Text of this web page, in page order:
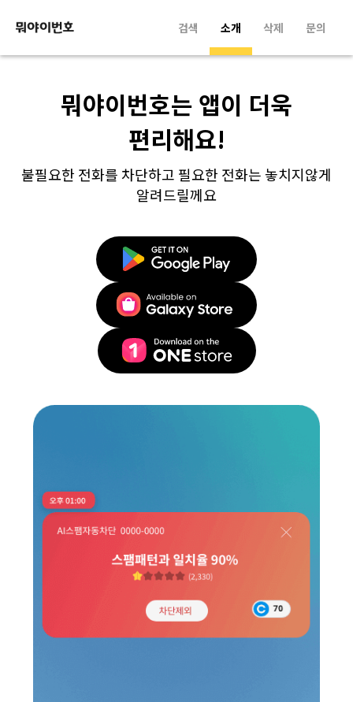
검색 소개 삭제 문의
뭐야이번호는 앱이 더욱
편리해요!
불필요한 전화를 차단하고 필요한 전화는 놓치지않게
알려드릴께요